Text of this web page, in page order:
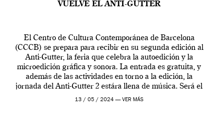
VUELVE EL ANTI-GUTTER
El Centro de Cultura Contemporánea de Barcelona
(CCCB) se prepara para recibir en su segunda edición al
Anti-Gutter, la feria que celebra la autoedición y la
microedición gráfica y sonora. La entrada es gratuita, y
además de las actividades en torno a la edición, la
jornada del Anti-Gutter 2 estára llena de música. Será el
[…]
13 / 05 / 2024 — VER MÁS